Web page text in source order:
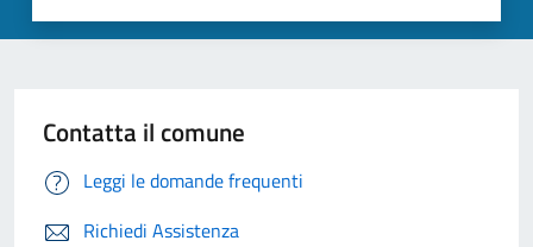
Contatta il comune
Leggi le domande frequenti
Richiedi Assistenza